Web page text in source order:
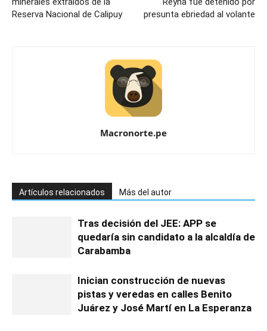
Reserva Nacional de Calipuy
presunta ebriedad al volante
Macronorte.pe
Artículos relacionados Más del autor
Tras decisión del JEE: APP se
quedaría sin candidato a la alcaldía de
Carabamba
Inician construcción de nuevas
pistas y veredas en calles Benito
Juárez y José Martí en La Esperanza